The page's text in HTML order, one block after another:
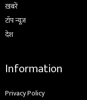
ख़बरें
टॉप न्यूज़
देश
Information
Privacy Policy